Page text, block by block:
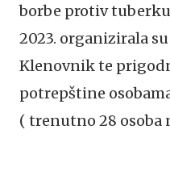
borbe protiv
2023. organizirala
Klenovnik te
potrepštine
( trenutno 28 osoba